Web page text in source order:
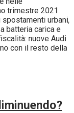
trimestre 2021.
urbani,
batteria carica e
nuove Audi
con il resto della